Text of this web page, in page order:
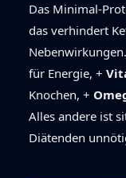
Das Minimal-
das verhindert
für Energie, +
Knochen, +
Alles andere ist
Diätenden